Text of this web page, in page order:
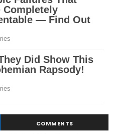
COMMENTS